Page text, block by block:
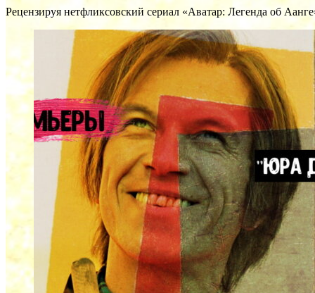
Рецензируя нетфликсовский сериал «Аватар: Легенда об